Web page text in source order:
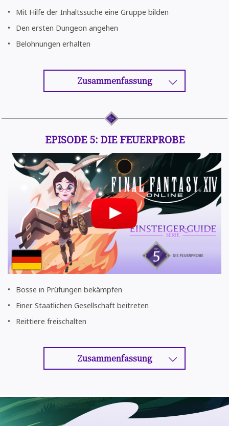
Mit Hilfe der Inhaltssuche eine Gruppe bilden
Den ersten Dungeon angehen
Belohnungen erhalten
Zusammenfassung
Bosse in Prüfungen bekämpfen
Einer Staatlichen Gesellschaft beitreten
Reittiere freischalten
Zusammenfassung
EPISODE 5: DIE FEUERPROBE